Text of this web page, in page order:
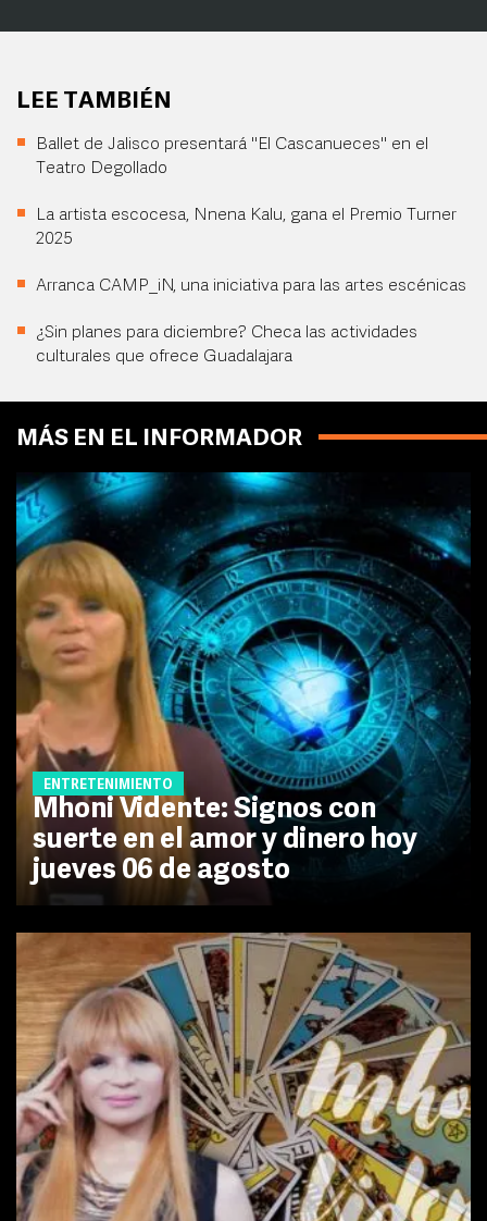
LEE TAMBIÉN
Ballet de Jalisco presentará "El Cascanueces" en el
Teatro Degollado
La artista escocesa, Nnena Kalu, gana el Premio Turner
2025
Arranca CAMP_iN, una iniciativa para las artes escénicas
¿Sin planes para diciembre? Checa las actividades
culturales que ofrece Guadalajara
MÁS EN EL INFORMADOR
ENTRETENIMIENTO
Mhoni Vidente: Signos con
suerte en el amor y dinero hoy
jueves 06 de agosto